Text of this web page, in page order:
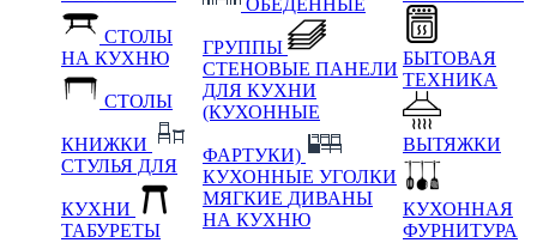
СТОЛЫ
НА КУХНЮ
СТОЛЫ
КНИЖКИ
СТУЛЬЯ ДЛЯ
КУХНИ
ТАБУРЕТЫ
ОБЕДЕННЫЕ
ГРУППЫ
СТЕНОВЫЕ ПАНЕЛИ
ДЛЯ КУХНИ
(КУХОННЫЕ
ФАРТУКИ)
КУХОННЫЕ УГОЛКИ
МЯГКИЕ ДИВАНЫ
НА КУХНЮ
БЫТОВАЯ
ТЕХНИКА
ВЫТЯЖКИ
КУХОННАЯ
ФУРНИТУРА